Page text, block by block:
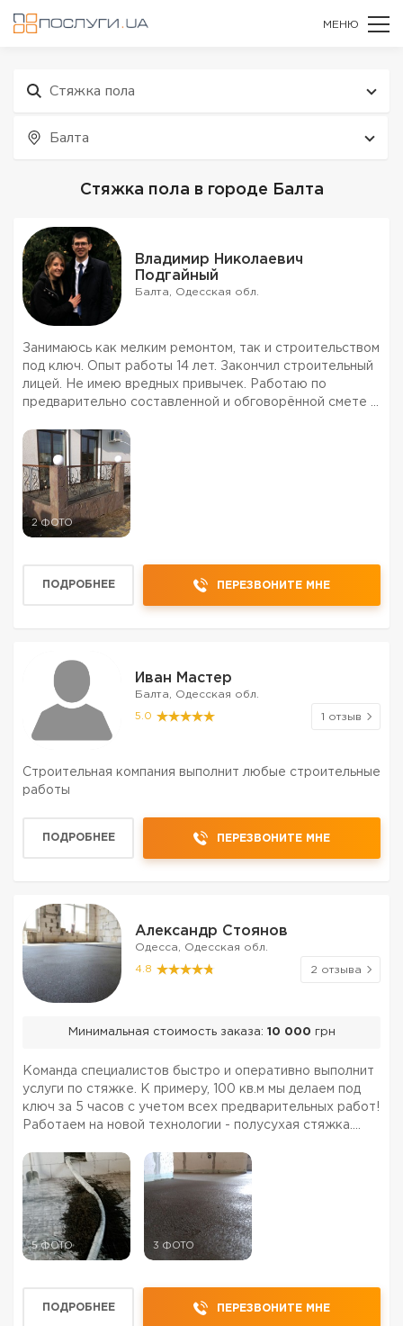
МЕНЮ
Стяжка пола
Балта
Стяжка пола в городе Балта
Владимир Николаевич
Подгайный
Балта, Одесская обл.
Занимаюсь как мелким ремонтом, так и строительством
под ключ. Опыт работы 14 лет. Закончил строительный
лицей. Не имею вредных привычек. Работаю по
предварительно составленной и обговорённой смете с
на объект. Буду рад сотрудничеству))
2 ФОТО
ПОДРОБНЕЕ ПЕРЕЗВОНИТЕ МНЕ
Иван Мастер
Балта, Одесская обл.
5.0 1 отзыв
Строительная компания выполнит любые строительные
работы
ПОДРОБНЕЕ ПЕРЕЗВОНИТЕ МНЕ
Александр Стоянов
Одесса, Одесская обл.
4.8 2 отзыва
Минимальная стоимость заказа: 10 000 грн
Команда специалистов быстро и оперативно выполнит
услуги по стяжке. К примеру, 100 кв.м мы делаем под
ключ за 5 часов с учетом всех предварительных работ!
Работаем на новой технологии - полусухая стяжка.
- и ваш идеально ровный пол готов! А ...
5 ФОТО 3 ФОТО
ПОДРОБНЕЕ ПЕРЕЗВОНИТЕ МНЕ